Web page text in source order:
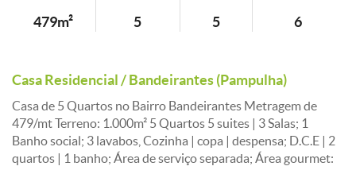
479m² 5 5 6
Casa Residencial / Bandeirantes (Pampulha)
Casa de 5 Quartos no Bairro Bandeirantes Metragem de
479/mt Terreno: 1.000m² 5 Quartos 5 suites | 3 Salas; 1
Banho social; 3 lavabos, Cozinha | copa | despensa; D.C.E | 2
quartos | 1 banho; Área de serviço separada; Área gourmet: